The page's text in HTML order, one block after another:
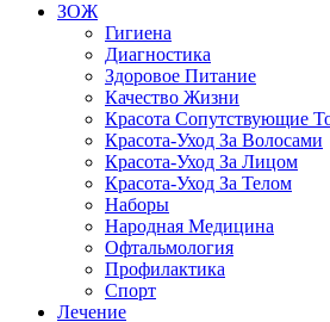
ЗОЖ
Гигиена
Диагностика
Здоровое Питание
Качество Жизни
Красота Сопутствующие
Красота-Уход За Волосами
Красота-Уход За Лицом
Красота-Уход За Телом
Наборы
Народная Медицина
Офтальмология
Профилактика
Спорт
Лечение